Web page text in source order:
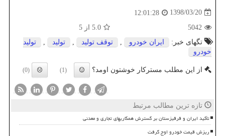
1398/03/20
12:01:28
5042
5.0 از 5
تگهای خبر:
ایران خودرو توقف تولید تولید
تولید
خودرو
از این مطلب مسترکار خوشتون اومد؟ (1)
(0)
تازه ترین مطالب مرتبط
تأکید ایران و قرقیزستان بر گسترش همکاریهای تجاری و معدنی
ریزش قیمت خودرو اوج گرفت